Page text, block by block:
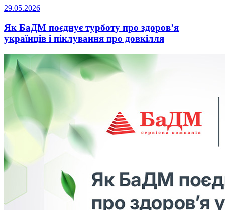
29.05.2026
Як БаДМ поєднує турботу про здоров’я
українців і піклування про довкілля